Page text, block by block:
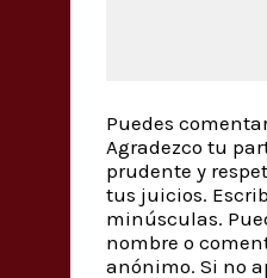
Puedes
Agradezco tu
prudente y
tus juicios.
minúsculas.
nombre o
anónimo. Si no